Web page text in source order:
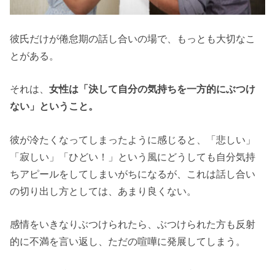
彼氏だけが倦怠期の話し合いの場で、もっとも大切なこ
とがある。
それは、女性は「決して自分の気持ちを一方的にぶつけ
ない」ということ。
彼が冷たくなってしまったように感じると、「悲しい」
「寂しい」「ひどい！」という風にどうしても自分気持
ちアピールをしてしまいがちになるが、これは話し合い
の切り出し方としては、あまり良くない。
感情をいきなりぶつけられたら、ぶつけられた方も反射
的に不満を言い返し、ただの喧嘩に発展してしまう。